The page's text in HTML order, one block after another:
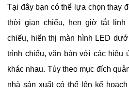
Tại đây bạn có thể lựa chọn thay
thời gian chiếu, hẹn giờ tắt linh
chiếu, hiển thị màn hình LED
trình chiếu, văn bản với các hiệu
khác nhau. Tùy theo mục đích
nhà sản xuất có thể lên kế